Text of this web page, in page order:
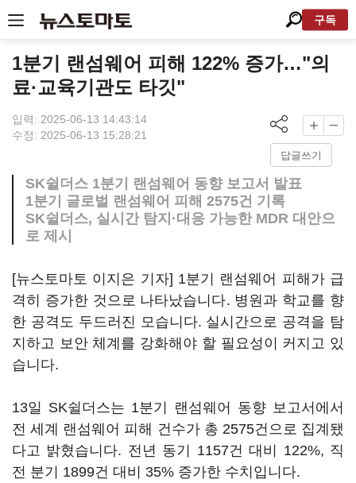
구독
1분기 랜섬웨어 피해 122% 증가…"의
료·교육기관도 타깃"
입력: 2025-06-13 14:43:14
수정: 2025-06-13 15:28:21
답글쓰기
SK쉴더스 1분기 랜섬웨어 동향 보고서 발표
1분기 글로벌 랜섬웨어 피해 2575건 기록
SK쉴더스, 실시간 탐지·대응 가능한 MDR 대안으
로 제시
[뉴스토마토 이지은 기자] 1분기 랜섬웨어 피해가 급
격히 증가한 것으로 나타났습니다. 병원과 학교를 향
한 공격도 두드러진 모습니다. 실시간으로 공격을 탐
지하고 보안 체계를 강화해야 할 필요성이 커지고 있
습니다.
13일 SK쉴더스는 1분기 랜섬웨어 동향 보고서에서
전 세계 랜섬웨어 피해 건수가 총 2575건으로 집계됐
다고 밝혔습니다. 전년 동기 1157건 대비 122%, 직
전 분기 1899건 대비 35% 증가한 수치입니다.